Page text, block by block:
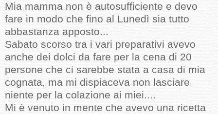
Mia mamma non è autosufficiente e devo
fare in modo che fino al Lunedì sia tutto
abbastanza apposto...
Sabato scorso tra i vari preparativi avevo
anche dei dolci da fare per la cena di 20
persone che ci sarebbe stata a casa di mia
cognata, ma mi dispiaceva non lasciare
niente per la colazione ai miei....
Mi è venuto in mente che avevo una ricetta